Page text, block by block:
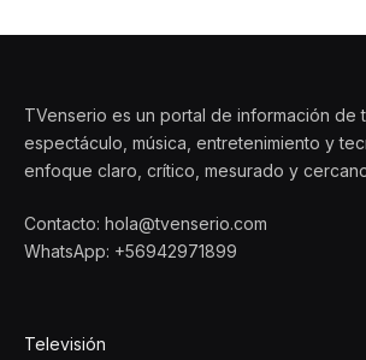
TVenserio es un portal de información de
espectáculo, música, entretenimiento y
enfoque claro, crítico, mesurado y
Contacto: hola@tvenserio.com
WhatsApp: +56942971899
Televisión